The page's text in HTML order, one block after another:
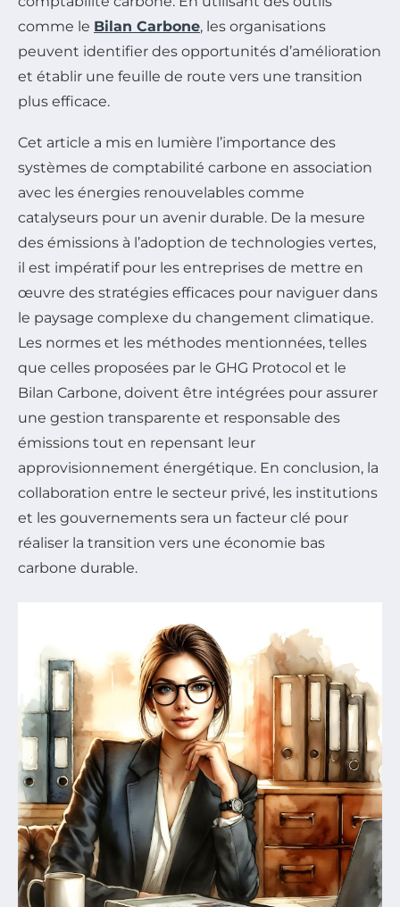
comme le Bilan Carbone, les organisations
peuvent identifier des opportunités d’amélioration
et établir une feuille de route vers une transition
plus efficace.
Cet article a mis en lumière l’importance des
systèmes de comptabilité carbone en association
avec les énergies renouvelables comme
catalyseurs pour un avenir durable. De la mesure
des émissions à l’adoption de technologies vertes,
il est impératif pour les entreprises de mettre en
œuvre des stratégies efficaces pour naviguer dans
le paysage complexe du changement climatique.
Les normes et les méthodes mentionnées, telles
que celles proposées par le GHG Protocol et le
Bilan Carbone, doivent être intégrées pour assurer
une gestion transparente et responsable des
émissions tout en repensant leur
approvisionnement énergétique. En conclusion, la
collaboration entre le secteur privé, les institutions
et les gouvernements sera un facteur clé pour
réaliser la transition vers une économie bas
carbone durable.